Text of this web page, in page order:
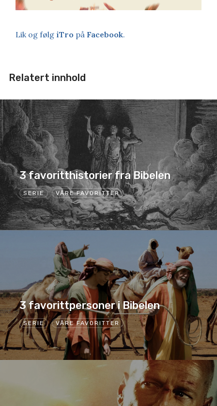
Lik og følg iTro på Facebook.
Relatert innhold
SERIE VÅRE FAVORITTER
3 favoritthistorier fra Bibelen
SERIE VÅRE FAVORITTER
3 favorittpersoner i Bibelen